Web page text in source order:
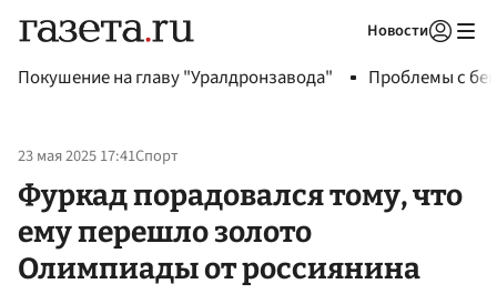
Новости
Покушение на главу "Уралдронзавода" Проблемы с
23 мая 2025 17:41Спорт
Фуркад порадовался тому, что
ему перешло золото
Олимпиады от россиянина